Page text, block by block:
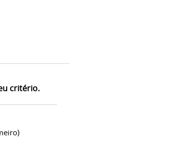
critério.